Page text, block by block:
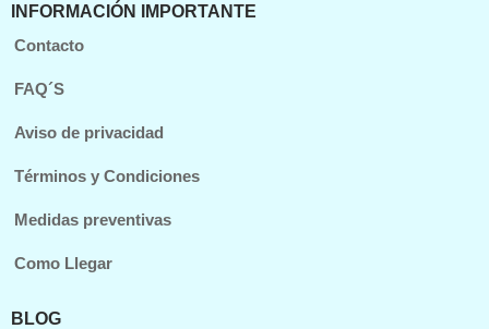
INFORMACIÓN IMPORTANTE
Contacto
FAQ´S
Aviso de privacidad
Términos y Condiciones
Medidas preventivas
Como Llegar
BLOG